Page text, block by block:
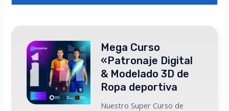
Mega Curso
«Patronaje Digital
& Modelado 3D de
Ropa deportiva
Nuestro Super Curso de